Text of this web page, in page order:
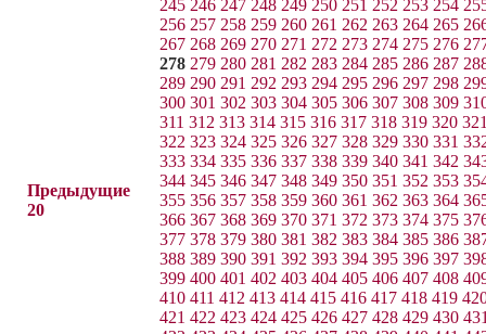
Предыдущие
20
245 246 247 248 249 250 251 252 253 254
256 257 258 259 260 261 262 263 264 265
267 268 269 270 271 272 273 274 275 276
278 279 280 281 282 283 284 285 286 287
289 290 291 292 293 294 295 296 297 298
300 301 302 303 304 305 306 307 308 309
311 312 313 314 315 316 317 318 319 320
322 323 324 325 326 327 328 329 330 331
333 334 335 336 337 338 339 340 341 342
344 345 346 347 348 349 350 351 352 353
355 356 357 358 359 360 361 362 363 364
366 367 368 369 370 371 372 373 374 375
377 378 379 380 381 382 383 384 385 386
388 389 390 391 392 393 394 395 396 397
399 400 401 402 403 404 405 406 407 408
410 411 412 413 414 415 416 417 418 419
421 422 423 424 425 426 427 428 429 430